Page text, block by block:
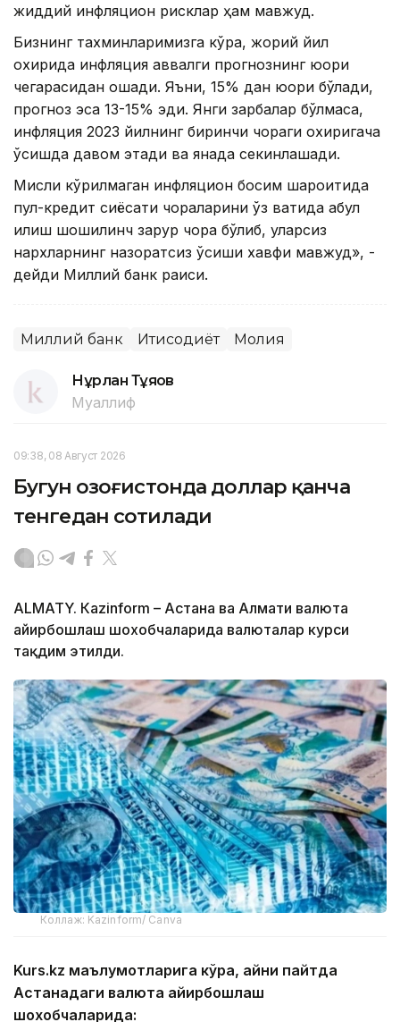
жиддий инфляцион рисклар ҳам мавжуд.
Бизнинг тахминларимизга кўра, жорий йил
охирида инфляция аввалги прогнознинг юқори
чегарасидан ошади. Яъни, 15% дан юқори бўлади,
прогноз эса 13-15% эди. Янги зарбалар бўлмаса,
инфляция 2023 йилнинг биринчи чораги охиригача
ўсишда давом этади ва янада секинлашади.
Мисли кўрилмаган инфляцион босим шароитида
пул-кредит сиёсати чораларини ўз вақтида қабул
қилиш шошилинч зарур чора бўлиб, уларсиз
нархларнинг назоратсиз ўсиши хавфи мавжуд», -
дейди Миллий банк раиси.
Миллий банк Иқтисодиёт Молия
Нұрлан Тұяқов
Муаллиф
09:38, 08 Август 2026
Бугун Қозоғистонда доллар қанча
тенгедан сотилади
ALMATY. Кazinform – Астана ва Алмати валюта
айирбошлаш шохобчаларида валюталар курси
тақдим этилди.
Коллаж: Kazinform/ Canva
Kurs.kz маълумотларига кўра, айни пайтда
Астанадаги валюта айирбошлаш
шохобчаларида: